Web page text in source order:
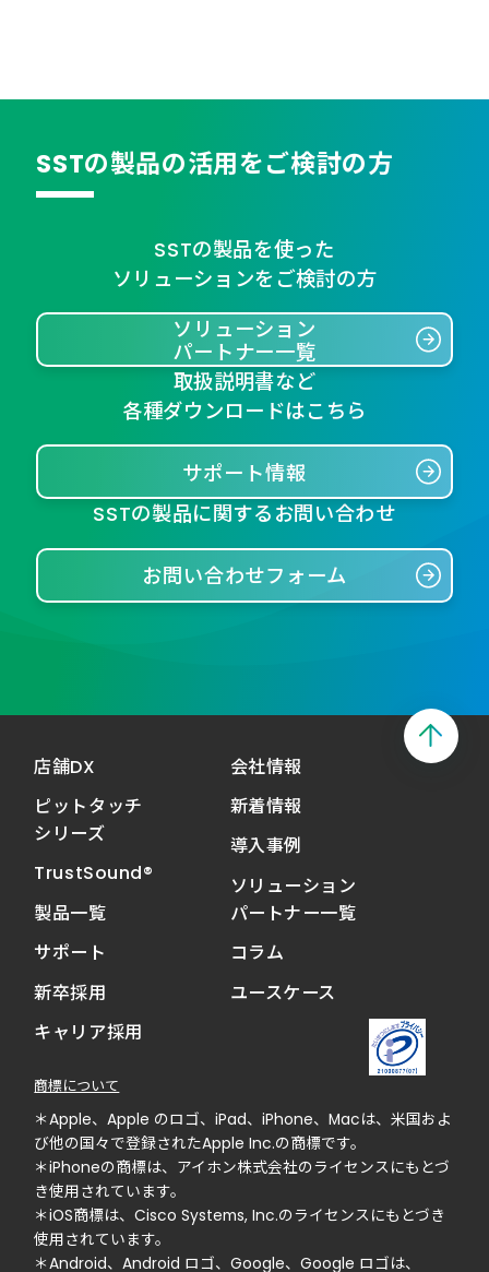
SSTの製品の活用をご検討の方
SSTの製品を使った
ソリューションをご検討の方
ソリューション
パートナー一覧
取扱説明書など
各種ダウンロードはこちら
サポート情報
SSTの製品に関するお問い合わせ
お問い合わせフォーム
店舗DX
ピットタッチ
シリーズ
TrustSound®
製品一覧
サポート
新卒採用
キャリア採用
会社情報
新着情報
導入事例
ソリューション
パートナー一覧
コラム
ユースケース
商標について
＊Apple、Apple のロゴ、iPad、iPhone、Macは、米国およ
び他の国々で登録されたApple Inc.の商標です。
＊iPhoneの商標は、アイホン株式会社のライセンスにもとづ
き使用されています。
＊iOS商標は、Cisco Systems, Inc.のライセンスにもとづき
使用されています。
＊Android、Android ロゴ、Google、Google ロゴは、